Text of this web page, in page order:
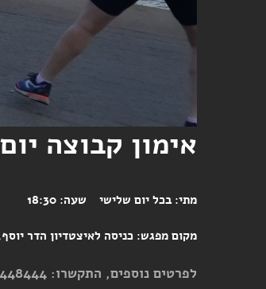
אימון קבוצה
מתי: בכל יום שלישי שעה:
מקום מפגש: כניסה לאיצטדיון הדר יוסף, ליד חניון
לפרטים נוספים, התקשרו: 03-5448444 או שלחו לנו מייל אל